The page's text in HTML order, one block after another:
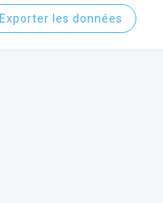
Exporter les données